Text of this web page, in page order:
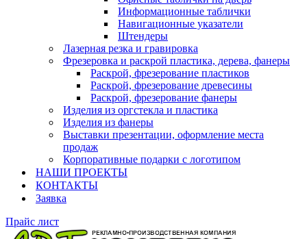
Информационные таблички
Навигационные указатели
Штендеры
Лазерная резка и гравировка
Фрезеровка и раскрой пластика, дерева, фанеры
Раскрой, фрезерование пластиков
Раскрой, фрезерование древесины
Раскрой, фрезерование фанеры
Изделия из оргстекла и пластика
Изделия из фанеры
Выставки презентации, оформление места
продаж
Корпоративные подарки с логотипом
НАШИ ПРОЕКТЫ
КОНТАКТЫ
Заявка
Прайс лист